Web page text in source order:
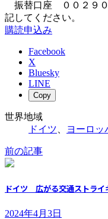
振替口座 ００２９
記してください。
購読申込み
Facebook
X
Bluesky
LINE
Copy
世界地域
ドイツ
ヨーロッ
前の記事
ドイツ 広がる交通ストライ
2024年4月3日